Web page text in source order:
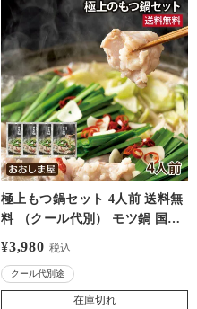
極上もつ鍋セット 4人前 送料無
料 （クール代別） モツ鍋 国産
牛ホルモンミックス スープ 薬
荷の冷凍品と同梱可能＞ 大嶌屋
(おおしまや)
¥3,980 税込
クール代別途
在庫切れ